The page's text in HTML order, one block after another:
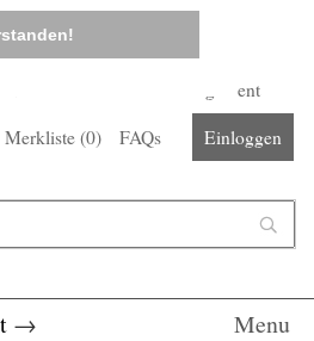
Corona-Management
Merkliste (0) FAQs Einloggen
→ Menu